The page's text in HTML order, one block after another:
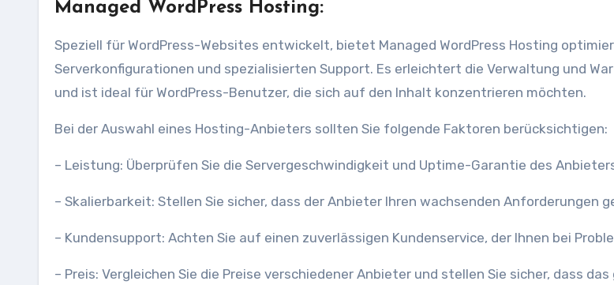
Managed WordPress Hosting:
Speziell für WordPress-Websites entwickelt, bietet Managed WordPress Hosting
Serverkonfigurationen und spezialisierten Support. Es erleichtert die Verwaltung und
und ist ideal für WordPress-Benutzer, die sich auf den Inhalt konzentrieren möchten.
Bei der Auswahl eines Hosting-Anbieters sollten Sie folgende Faktoren berücksichtigen:
– Leistung: Überprüfen Sie die Servergeschwindigkeit und Uptime-Garantie des
– Skalierbarkeit: Stellen Sie sicher, dass der Anbieter Ihren wachsenden Anforderungen
– Kundensupport: Achten Sie auf einen zuverlässigen Kundenservice, der Ihnen bei
– Preis: Vergleichen Sie die Preise verschiedener Anbieter und stellen Sie sicher, dass